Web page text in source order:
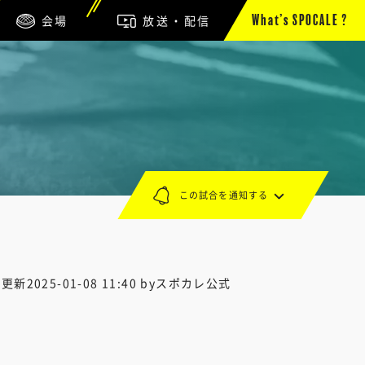
会場 放送・配信 What’s SPOCALE ?
新2025-01-08 11:40 byスポカレ公式
この試合を通知する